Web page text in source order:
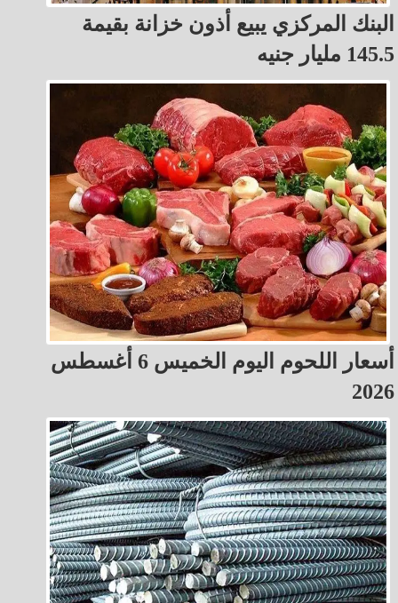
البنك المركزي يبيع أذون خزانة بقيمة
145.5 مليار جنيه
أسعار اللحوم اليوم الخميس 6 أغسطس
2026